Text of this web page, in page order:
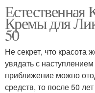
Кремы для
50
Не секрет, что красота
увядать с
приближение можно
средств, то после 50